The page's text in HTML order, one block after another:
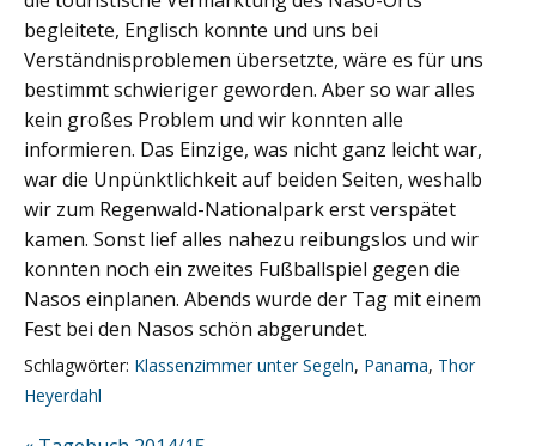
begleitete, Englisch konnte und uns bei
Verständnisproblemen übersetzte, wäre es für uns
bestimmt schwieriger geworden. Aber so war alles
kein großes Problem und wir konnten alle
informieren. Das Einzige, was nicht ganz leicht war,
war die Unpünktlichkeit auf beiden Seiten, weshalb
wir zum Regenwald-Nationalpark erst verspätet
kamen. Sonst lief alles nahezu reibungslos und wir
konnten noch ein zweites Fußballspiel gegen die
Nasos einplanen. Abends wurde der Tag mit einem
Fest bei den Nasos schön abgerundet.
Schlagwörter: Klassenzimmer unter Segeln, Panama, Thor
Heyerdahl